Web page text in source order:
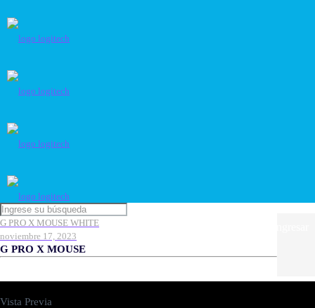
G PRO X MOUSE WHITE
noviembre 17, 2023
G PRO X MOUSE
Vista Previa